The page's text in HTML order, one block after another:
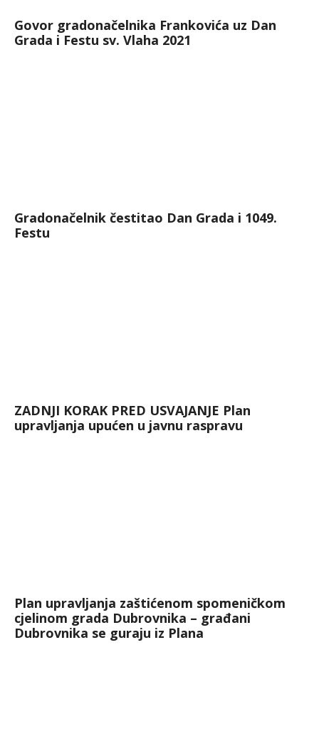
Govor gradonačelnika Frankovića uz Dan
Grada i Festu sv. Vlaha 2021
Gradonačelnik čestitao Dan Grada i 1049.
Festu
ZADNJI KORAK PRED USVAJANJE Plan
upravljanja upućen u javnu raspravu
Plan upravljanja zaštićenom spomeničkom
cjelinom grada Dubrovnika – građani
Dubrovnika se guraju iz Plana